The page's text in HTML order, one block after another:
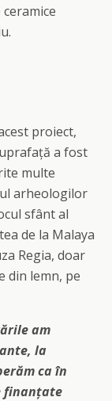
proiect,
a fost
multe
arheologilor
sfânt al
de la Malaya
Regia, doar
din lemn, pe
am
la
ca în
finanțate